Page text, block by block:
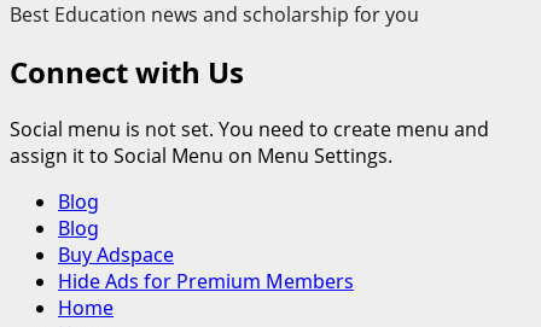
Best Education news and scholarship for you
Connect with Us
Social menu is not set. You need to create menu and
assign it to Social Menu on Menu Settings.
Primary
Menu
Blog
Blog
Buy Adspace
Hide Ads for Premium Members
Home